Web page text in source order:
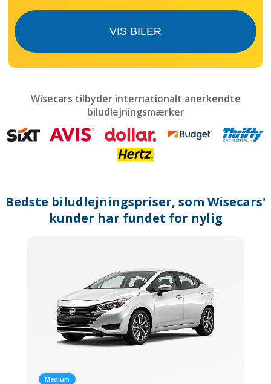
and
mark
get
the
dates.
VIS BILER
Wisecars tilbyder internationalt anerkendte
biludlejningsmærker
Bedste biludlejningspriser, som Wisecars'
kunder har fundet for nylig
Medium